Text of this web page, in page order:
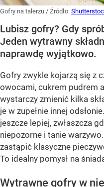
Gofry na talerzu / Źródło:
Lubisz gofry? Gdy
Jeden wytrawny
naprawdę wyjątkowo.
Gofry zwykle kojarzą się z
owocami, cukrem pudrem
wystarczy zmienić kilka
je w zupełnie innej
jeszcze lepiej, zwłaszcza
niepozorne i tanie
zastąpić klasyczne
To idealny pomysł na
Wytrawne gofry w